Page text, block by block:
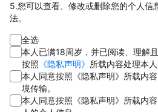
5.您可以查看、修改或删除您的个人信
法。
全选
本人已满18周岁，并已阅读、理解
按照 《隐私声明》 所载内容处理本人
本人同意按照《隐私声明》所载内
境传输。
本人同意按照《隐私声明》所载内